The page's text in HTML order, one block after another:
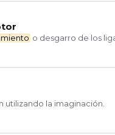
o desgarro de los
utilizando la imaginación.